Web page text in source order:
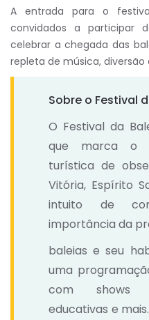
A entrada para o
convidados a participar
celebrar a chegada das
repleta de música,
Sobre o Festival
O Festival da
que marca o
turística de
Vitória, Espírito
intuito de
importância da
baleias e seu
uma
com shows
educativas e